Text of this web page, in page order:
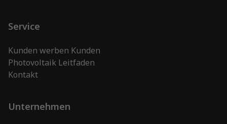
Service
Kunden werben Kunden
Photovoltaik Leitfaden
Kontakt
Unternehmen